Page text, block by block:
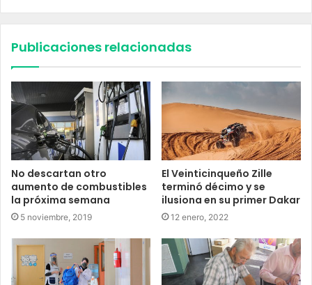
Publicaciones relacionadas
No descartan otro
aumento de combustibles
la próxima semana
5 noviembre, 2019
El Veinticinqueño Zille
terminó décimo y se
ilusiona en su primer Dakar
12 enero, 2022